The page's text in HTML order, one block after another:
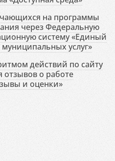
на программы
через Федеральную
систему «Единый
услуг»
действий по сайту
о работе
и оценки»